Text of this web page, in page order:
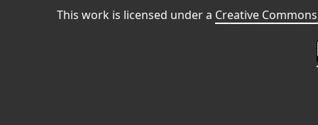
This work is licensed under a Creative